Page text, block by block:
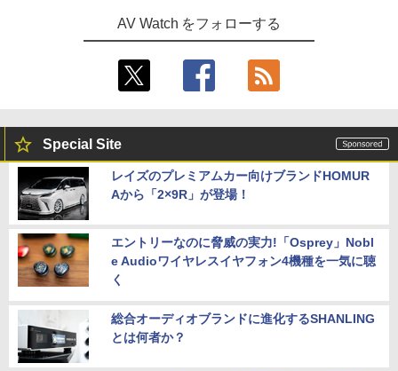
AV Watch をフォローする
Special Site
レイズのプレミアムカー向けブランドHOMUR
Aから「2×9R」が登場！
エントリーなのに脅威の実力!「Osprey」Nobl
e Audioワイヤレスイヤフォン4機種を一気に聴
く
総合オーディオブランドに進化するSHANLING
とは何者か？